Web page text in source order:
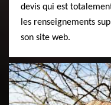
devis qui est
les renseignements
son site web.